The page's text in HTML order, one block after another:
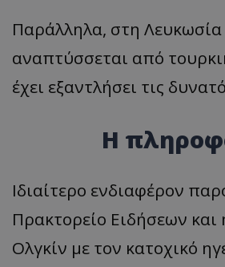
Παράλληλα, στη
αναπτύσσεται από
έχει εξαντλήσει τις
Η
Ιδιαίτερο ενδιαφέρον
Πρακτορείο Ειδήσεων
Ολγκίν με τον κατοχικό